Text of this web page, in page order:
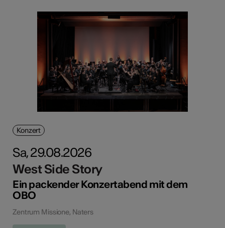
Konzert
Sa, 29.08.2026
West Side Story
Ein packender Konzertabend mit dem
OBO
Zentrum Missione, Naters